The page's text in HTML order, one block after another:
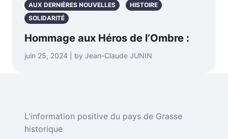
AUX DERNIÈRES NOUVELLES
HISTOIRE
SOLIDARITÉ
Hommage aux Héros de l’Ombre :
juin 25, 2024 | by Jean-Claude JUNIN
L'information positive du pays de Grasse
historique